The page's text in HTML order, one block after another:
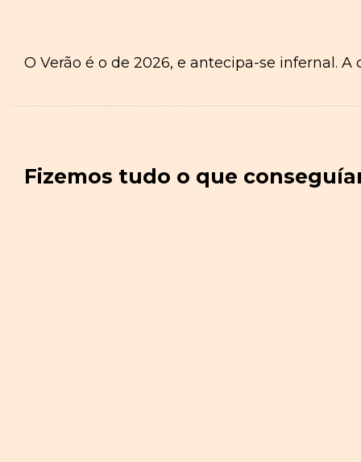
O Verão é o de 2026, e antecipa-se infernal.
Fizemos tudo o que